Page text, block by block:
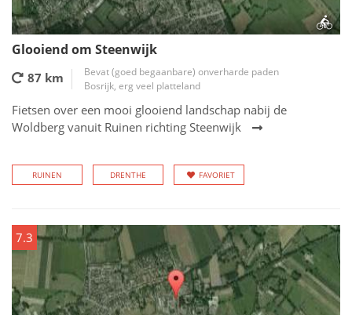
Glooiend om Steenwijk
87 km
Bevat (goed begaanbare) onverharde paden
Bosrijk, erg veel platteland
Fietsen over een mooi glooiend landschap nabij de
Woldberg vanuit Ruinen richting Steenwijk
RUINEN DRENTHE FAVORIET
7.3